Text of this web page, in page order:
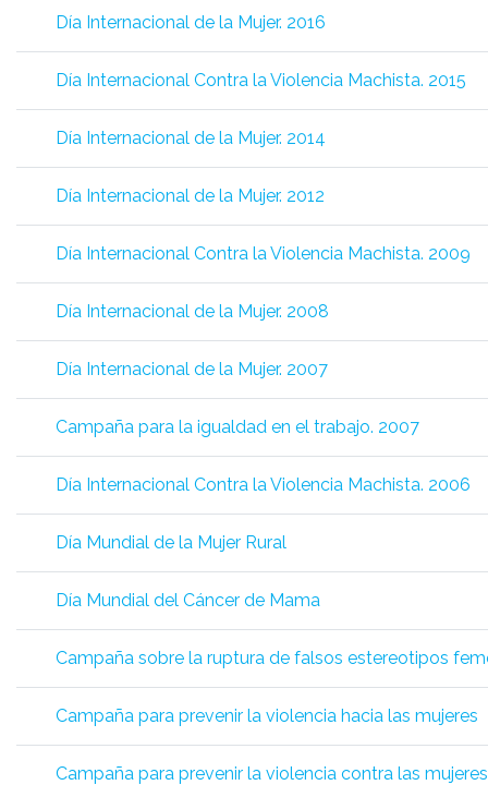
Día Internacional de la Mujer. 2016
Día Internacional Contra la Violencia Machista. 2015
Día Internacional de la Mujer. 2014
Día Internacional de la Mujer. 2012
Día Internacional Contra la Violencia Machista. 2009
Día Internacional de la Mujer. 2008
Día Internacional de la Mujer. 2007
Campaña para la igualdad en el trabajo. 2007
Día Internacional Contra la Violencia Machista. 2006
Día Mundial de la Mujer Rural
Día Mundial del Cáncer de Mama
Campaña sobre la ruptura de falsos estereotipos
Campaña para prevenir la violencia hacia las mujeres
Campaña para prevenir la violencia contra las